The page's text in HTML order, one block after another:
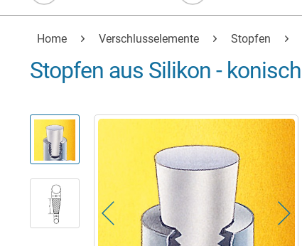
Home Verschlusselemente Stopfen
Stopfen aus Silikon - konisch